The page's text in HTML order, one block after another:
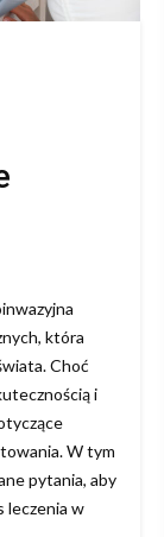
która
Choć
i
W tym
pytania, aby
leczenia w